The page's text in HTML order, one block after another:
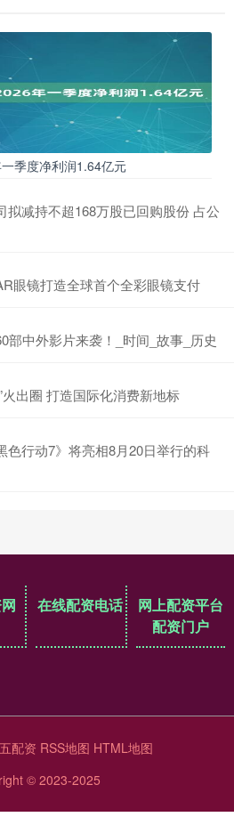
季度净利润1.64亿元
拟减持不超168万股已回购股份 占公
眼镜打造全球首个全彩眼镜支付
部中外影片来袭！_时间_故事_历史
火出圈 打造国际化消费新地标
色行动7》将亮相8月20日举行的科
在线配资电话
网上配资平台
配资门户
配资 RSS地图 HTML地图
© 2023-2025